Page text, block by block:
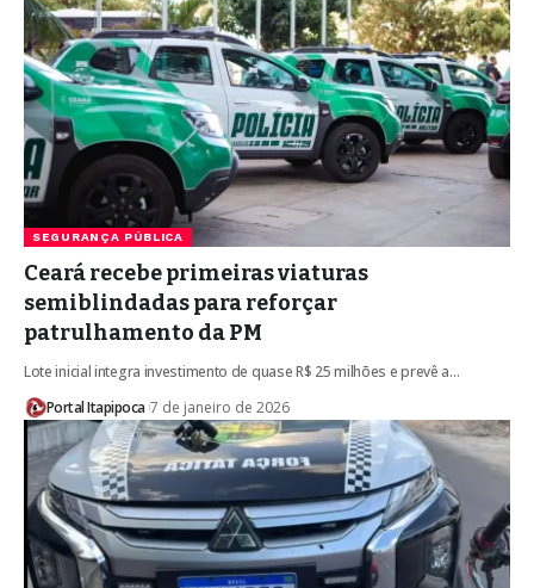
SEGURANÇA PÚBLICA
Ceará recebe primeiras viaturas
semiblindadas para reforçar
patrulhamento da PM
Lote inicial integra investimento de quase R$ 25 milhões e prevê a…
Portal Itapipoca 7 de janeiro de 2026